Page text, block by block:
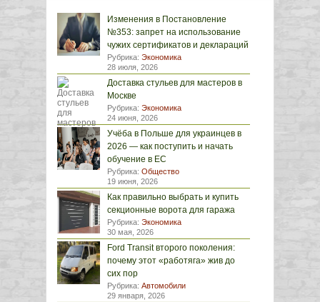
Изменения в Постановление
№353: запрет на использование
чужих сертификатов и деклараций
Рубрика: Экономика
28 июля, 2026
Доставка стульев для мастеров в
Москве
Рубрика: Экономика
24 июня, 2026
Учёба в Польше для украинцев в
2026 — как поступить и начать
обучение в ЕС
Рубрика: Общество
19 июня, 2026
Как правильно выбрать и купить
секционные ворота для гаража
Рубрика: Экономика
30 мая, 2026
Ford Transit второго поколения:
почему этот «работяга» жив до
сих пор
Рубрика: Автомобили
29 января, 2026